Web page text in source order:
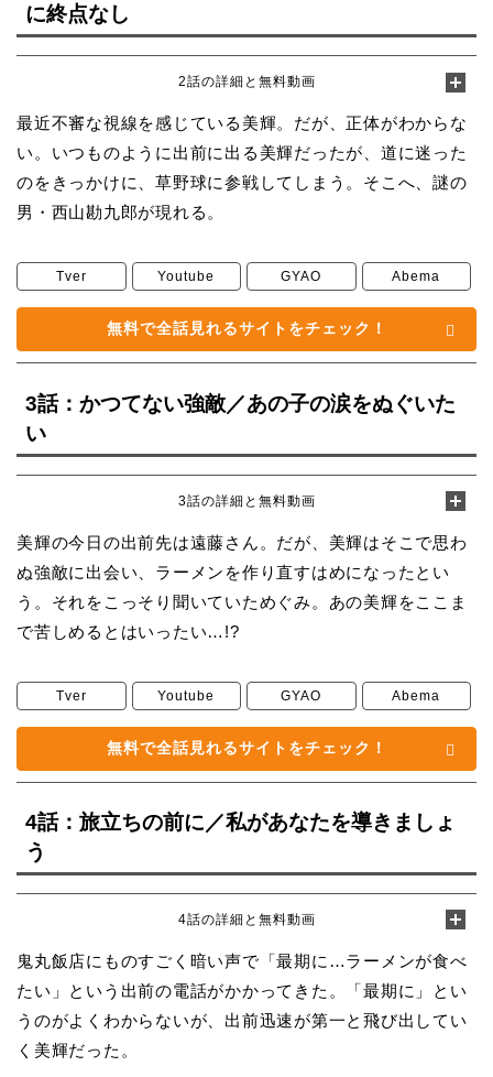
に終点なし
2話の詳細と無料動画
最近不審な視線を感じている美輝。だが、正体がわからな
い。いつものように出前に出る美輝だったが、道に迷った
のをきっかけに、草野球に参戦してしまう。そこへ、謎の
男・西山勘九郎が現れる。
Tver Youtube GYAO Abema
無料で全話見れるサイトをチェック！
3話：かつてない強敵／あの子の涙をぬぐいた
い
3話の詳細と無料動画
美輝の今日の出前先は遠藤さん。だが、美輝はそこで思わ
ぬ強敵に出会い、ラーメンを作り直すはめになったとい
う。それをこっそり聞いていためぐみ。あの美輝をここま
で苦しめるとはいったい…!?
Tver Youtube GYAO Abema
無料で全話見れるサイトをチェック！
4話：旅立ちの前に／私があなたを導きましょ
う
4話の詳細と無料動画
鬼丸飯店にものすごく暗い声で「最期に…ラーメンが食べ
たい」という出前の電話がかかってきた。「最期に」とい
うのがよくわからないが、出前迅速が第一と飛び出してい
く美輝だった。